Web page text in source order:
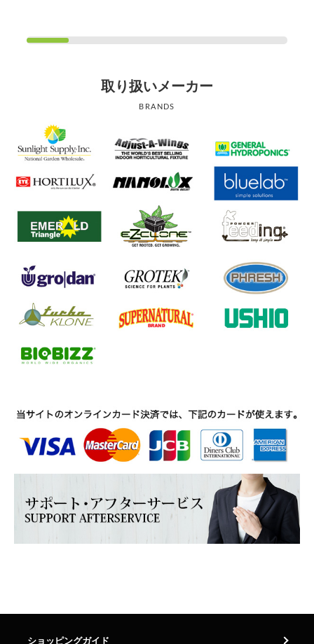
取り扱いメーカー
BRANDS
ショッピングガイド